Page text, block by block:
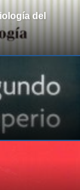
del